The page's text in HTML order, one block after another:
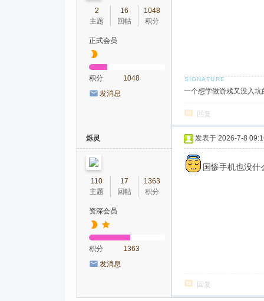
2
主题
16
回帖
1048
积分
正式会员
积分
1048
发消息
一个想学做游戏又没入
回复
烁灵
110
主题
17
回帖
1363
积分
资深会员
积分
1363
发消息
发表于 2026-7-8
国惨手机也没什
回复